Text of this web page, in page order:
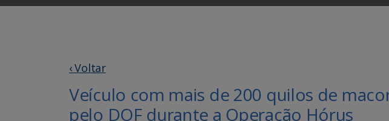
‹ Voltar
Veículo com mais de 200 quilos de
pelo DOF durante a Operação Hórus